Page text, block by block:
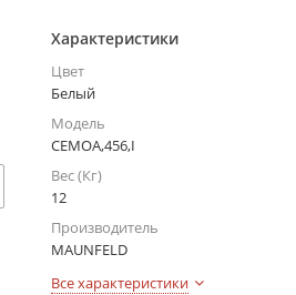
Характеристики
Цвет
Белый
Модель
CEMOA,456,I
Вес (Кг)
12
Производитель
MAUNFELD
Все характеристики